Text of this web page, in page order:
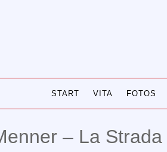
START VITA FOTOS
– La Strada